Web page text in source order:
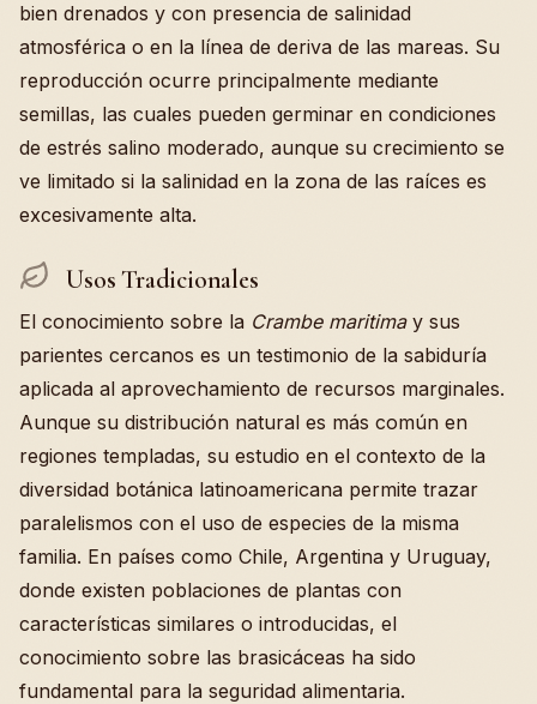
bien drenados y con presencia de salinidad
atmosférica o en la línea de deriva de las mareas. Su
reproducción ocurre principalmente mediante
semillas, las cuales pueden germinar en condiciones
de estrés salino moderado, aunque su crecimiento se
ve limitado si la salinidad en la zona de las raíces es
excesivamente alta.
Usos Tradicionales
El conocimiento sobre la Crambe maritimay sus
parientes cercanos es un testimonio de la sabiduría
aplicada al aprovechamiento de recursos marginales.
Aunque su distribución natural es más común en
regiones templadas, su estudio en el contexto de la
diversidad botánica latinoamericana permite trazar
paralelismos con el uso de especies de la misma
familia. En países como Chile, Argentina y Uruguay,
donde existen poblaciones de plantas con
características similares o introducidas, el
conocimiento sobre las brasicáceas ha sido
fundamental para la seguridad alimentaria.